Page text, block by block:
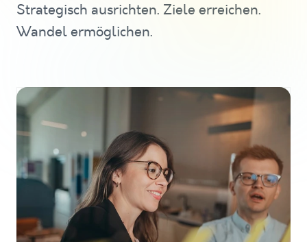
Strategisch ausrichten. Ziele erreichen.
Wandel ermöglichen.